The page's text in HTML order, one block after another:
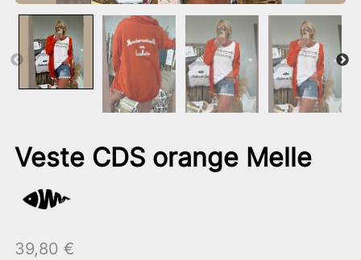
Veste CDS orange Melle
39,80 €